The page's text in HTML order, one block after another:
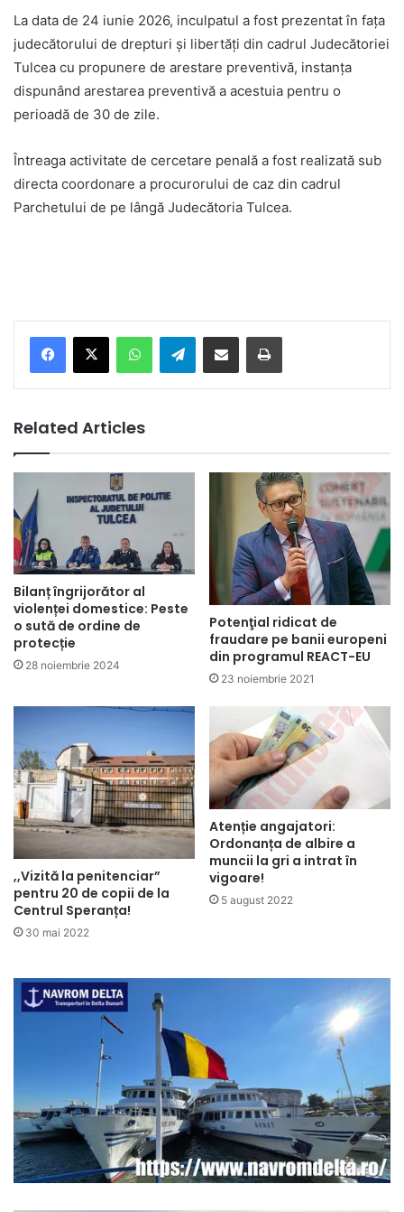
La data de 24 iunie 2026, inculpatul a fost prezentat în fața
judecătorului de drepturi și libertăți din cadrul Judecătoriei
Tulcea cu propunere de arestare preventivă, instanța
dispunând arestarea preventivă a acestuia pentru o
perioadă de 30 de zile.
Întreaga activitate de cercetare penală a fost realizată sub
directa coordonare a procurorului de caz din cadrul
Parchetului de pe lângă Judecătoria Tulcea.
Telegram
Related Articles
Bilanț îngrijorător al
violenței domestice: Peste
o sută de ordine de
protecție
28 noiembrie 2024
Potenţial ridicat de
fraudare pe banii europeni
din programul REACT-EU
23 noiembrie 2021
,,Vizită la penitenciar”
pentru 20 de copii de la
Centrul Speranța!
30 mai 2022
Atenție angajatori:
Ordonanța de albire a
muncii la gri a intrat în
vigoare!
5 august 2022